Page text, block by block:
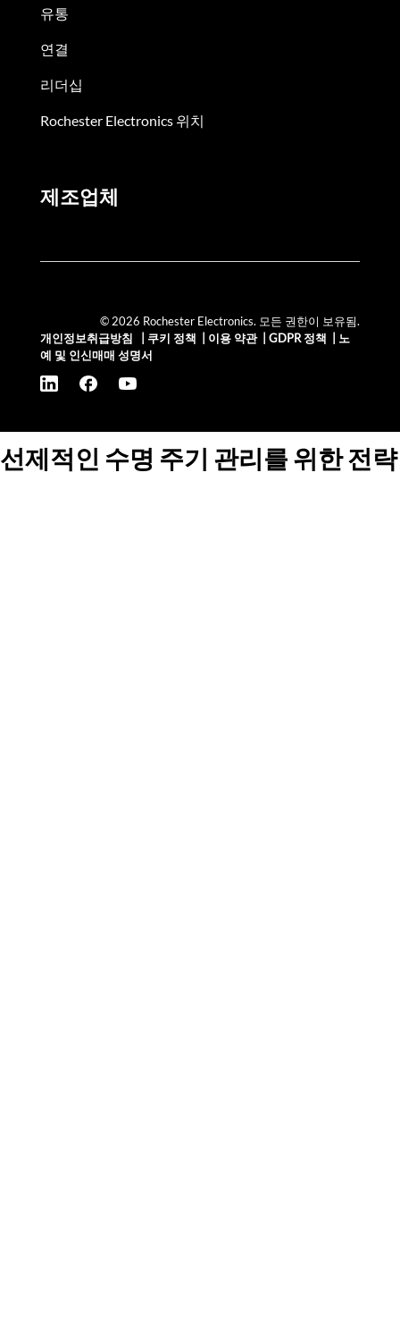
유통
연결
리더십
Rochester Electronics 위치
제조업체
© 2026 Rochester Electronics. 모든 권한이 보유됨.
개인정보취급방침
쿠키 정책 이용 약관| GDPR 정책
노
예 및 인신매매 성명서
선제적인 수명 주기 관리를 위한 전략